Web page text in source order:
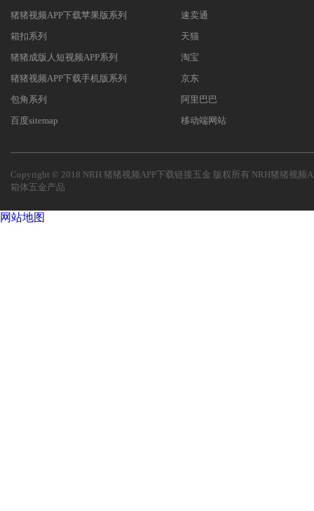
猪猪视频APP下载苹果版系列
箱扣系列
猪猪成版人短视频APP系列
猪猪视频APP下载手机版系列
包角系列
百度sitemap
速卖通
天猫
淘宝
京东
阿里巴巴
移动端网站
Copyright © 2018 NRH 猪猪视频APP下载链接五金 版权所有 NRH猪猪视频
箱体五金产品
网站地图